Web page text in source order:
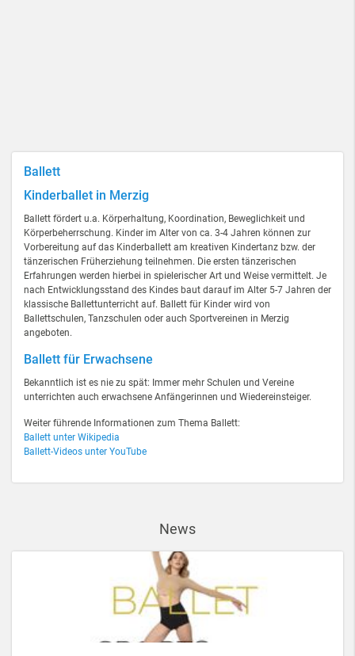
Ballett
Kinderballet in Merzig
Ballett fördert u.a. Körperhaltung, Koordination, Beweglichkeit und
Körperbeherrschung. Kinder im Alter von ca. 3-4 Jahren können zur
Vorbereitung auf das Kinderballett am kreativen Kindertanz bzw. der
tänzerischen Früherziehung teilnehmen. Die ersten tänzerischen
Erfahrungen werden hierbei in spielerischer Art und Weise vermittelt. Je
nach Entwicklungsstand des Kindes baut darauf im Alter 5-7 Jahren der
klassische Ballettunterricht auf. Ballett für Kinder wird von
Ballettschulen, Tanzschulen oder auch Sportvereinen in Merzig
angeboten.
Ballett für Erwachsene
Bekanntlich ist es nie zu spät: Immer mehr Schulen und Vereine
unterrichten auch erwachsene Anfängerinnen und Wiedereinsteiger.
Weiter führende Informationen zum Thema Ballett:
Ballett unter Wikipedia
Ballett-Videos unter YouTube
News